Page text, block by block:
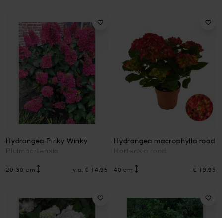
Hydrangea Pinky Winky
Pluimhortensia
20-30 cm v.a. € 14,95
Hydrangea macrophylla rood
Hortensia rood
40 cm € 19,95